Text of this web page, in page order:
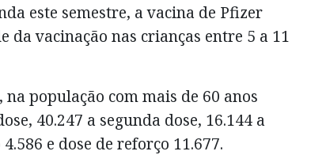
este semestre, a vacina de Pfizer
vacinação nas crianças entre 5 a 11
população com mais de 60 anos
40.247 a segunda dose, 16.144 a
e dose de reforço 11.677.